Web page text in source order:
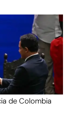
de Colombia